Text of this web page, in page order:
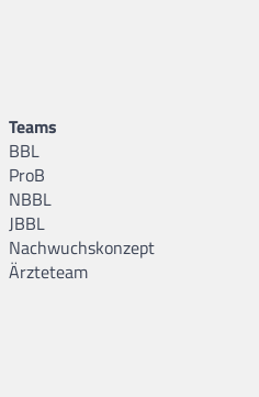
Teams
BBL
ProB
NBBL
JBBL
Nachwuchskonzept
Ärzteteam